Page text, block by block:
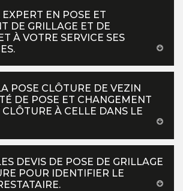
EN POSE ET
DE GRILLAGE ET DE
À VOTRE SERVICE SES
POSE CLÔTURE DE VEZIN
DE POSE ET CHANGEMENT
CLÔTURE À CELLE DANS LE
DEVIS DE POSE DE GRILLAGE
POUR IDENTIFIER LE